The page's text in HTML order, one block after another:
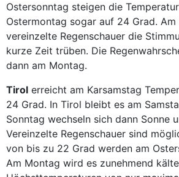
Ostersonntag steigen die
Ostermontag sogar auf 24 Grad.
vereinzelte Regenschauer die
kurze Zeit trüben. Die
dann am Montag.
Tirol erreicht am Karsamstag
24 Grad. In Tirol bleibt es am
Sonntag wechseln sich dann Sonne
Vereinzelte Regenschauer sind
von bis zu 22 Grad werden am
Am Montag wird es zunehmend